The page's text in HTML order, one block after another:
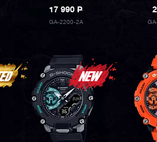
17 990P
GA-2200-2A